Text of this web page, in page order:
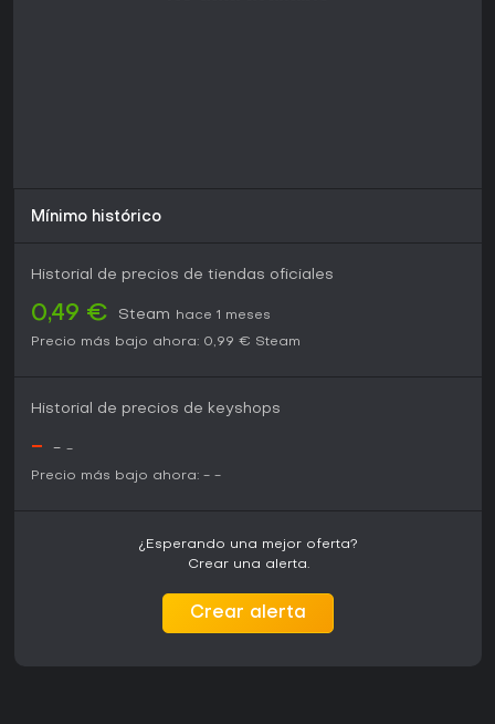
Mínimo histórico
Historial de precios de tiendas oficiales
0,49 € Steam
hace 1 meses
Precio más bajo ahora: 0,99 € Steam
Historial de precios de keyshops
- - -
Precio más bajo ahora: - -
¿Esperando una mejor oferta?
Crear una alerta.
Crear alerta